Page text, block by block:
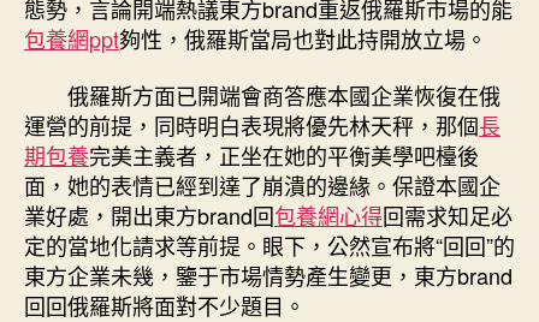
方
brand“回
回”
俄
羅
斯
&
專
包
養
網
態勢，言論開端熱議東方brand重返俄羅斯市場的能
包養網ppt夠性，俄羅斯當局也對此持開放立場。
俄羅斯方面已開端會商答應本國企業恢復在俄
運營的前提，同時明白表現將優先林天秤，那個長
期包養完美主義者，正坐在她的平衡美學吧檯後
面，她的表情已經到達了崩潰的邊緣。保證本國企
業好處，開出東方brand回包養網心得回需求知足必
定的當地化請求等前提。眼下，公然宣布將“回回”的
東方企業未幾，鑒于市場情勢產生變更，東方brand
回回俄羅斯將面對不少題目。